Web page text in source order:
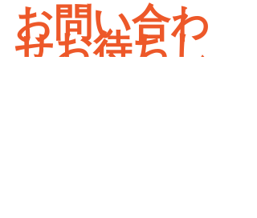
お問い合わ
せお待ちし